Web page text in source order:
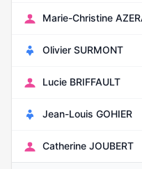
Marie-Christine
Olivier SURMONT
Lucie BRIFFAULT
Jean-Louis GOHIER
Catherine JOUBERT